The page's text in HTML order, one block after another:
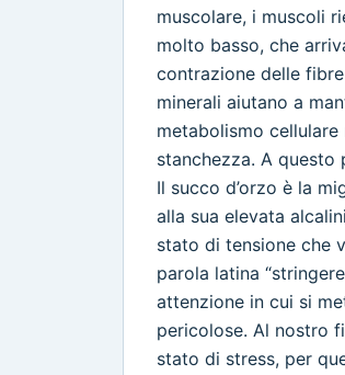
muscolare, i muscoli
molto basso, che
contrazione delle
minerali aiutano a
metabolismo
stanchezza. A questo
Il succo d’orzo è la
alla sua elevata
stato di tensione che
parola latina
attenzione in cui si
pericolose. Al nostro
stato di stress, per